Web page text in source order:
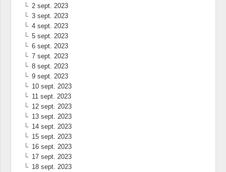
2 sept. 2023
3 sept. 2023
4 sept. 2023
5 sept. 2023
6 sept. 2023
7 sept. 2023
8 sept. 2023
9 sept. 2023
10 sept. 2023
11 sept. 2023
12 sept. 2023
13 sept. 2023
14 sept. 2023
15 sept. 2023
16 sept. 2023
17 sept. 2023
18 sept. 2023